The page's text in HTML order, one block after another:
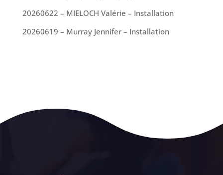
20260622 – MIELOCH Valérie – Installation
20260619 – Murray Jennifer – Installation